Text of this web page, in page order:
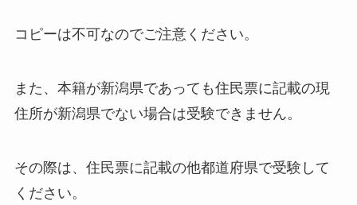
コピーは不可なのでご注意ください。
また、本籍が新潟県であっても住民票に記載の現
住所が新潟県でない場合は受験できません。
その際は、住民票に記載の他都道府県で受験して
ください。